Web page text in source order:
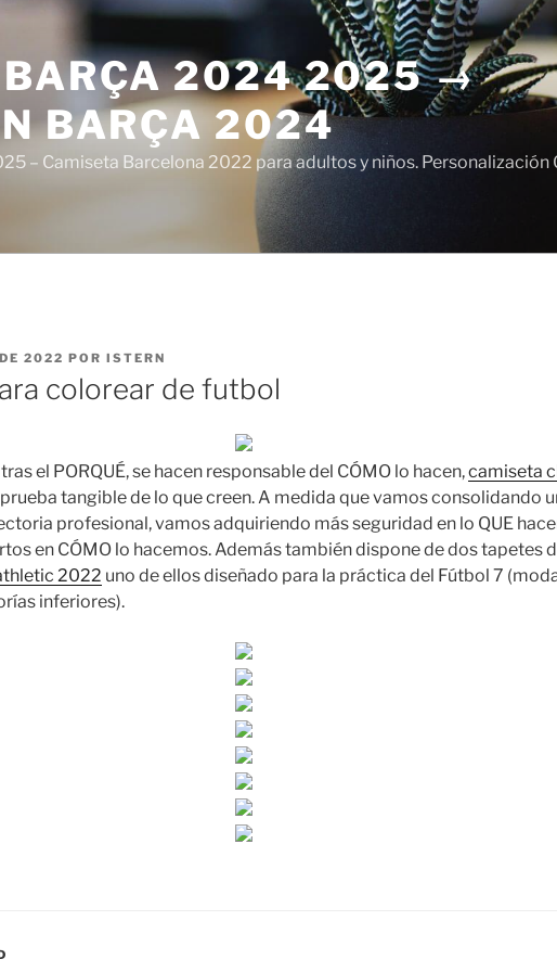
BARÇA 2024 2025 →
BARÇA 2024
– Camiseta Barcelona 2022 para adultos y niños. Personalización
2022 POR ISTERN
colorear de futbol
el PORQUÉ, se hacen responsable del CÓMO lo hacen,camiseta
tangible de lo que creen. A medida que vamos consolidando
profesional, vamos adquiriendo más seguridad en lo QUE
en CÓMO lo hacemos. Además también dispone de dos tapetes
2022 uno de ellos diseñado para la práctica del Fútbol 7
inferiores).